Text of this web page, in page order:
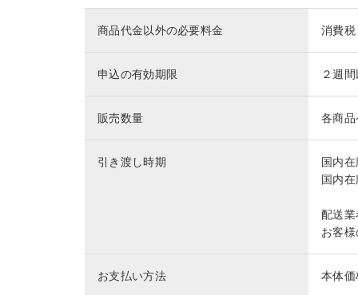
商品代金以外の必要料金 消費
申込の有効期限 ２週
販売数量 各商
引き渡し時期
国内
国内
配送
お客
お支払い方法 本体